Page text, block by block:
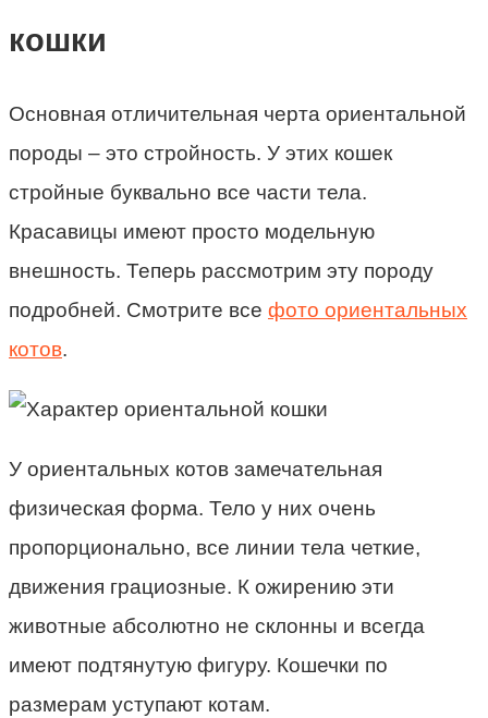
кошки
Основная отличительная черта ориентальной
породы – это стройность. У этих кошек
стройные буквально все части тела.
Красавицы имеют просто модельную
внешность. Теперь рассмотрим эту породу
подробней. Смотрите все фото ориентальных
котов.
У ориентальных котов замечательная
физическая форма. Тело у них очень
пропорционально, все линии тела четкие,
движения грациозные. К ожирению эти
животные абсолютно не склонны и всегда
имеют подтянутую фигуру. Кошечки по
размерам уступают котам.